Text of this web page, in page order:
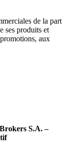
de la part
ses produits et
aux
S.A. –